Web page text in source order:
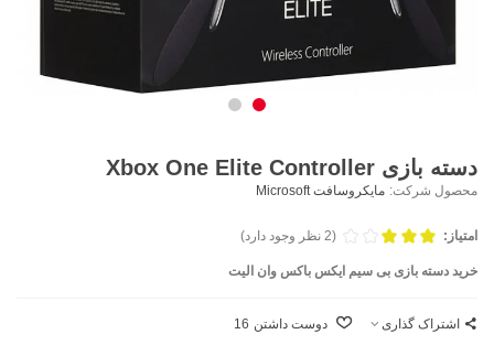
دسته بازی Xbox One Elite Controller
محصول شرکت: مایکروسافت Microsoft
امتیاز: (2 نظر وجود دارد)
خرید دسته بازی بی سيم ايکس باکس وان اليت
اشتراک گذاری دوست داشتن 16